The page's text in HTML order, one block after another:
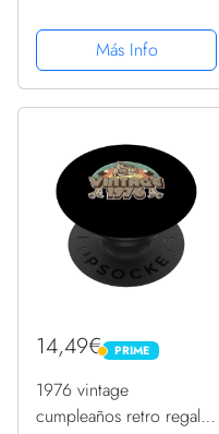
PopSockets PopGrip
Intercambiable
Más Info
14,49€ PRIME
PRIME
1976 vintage
cumpleaños retro regalos